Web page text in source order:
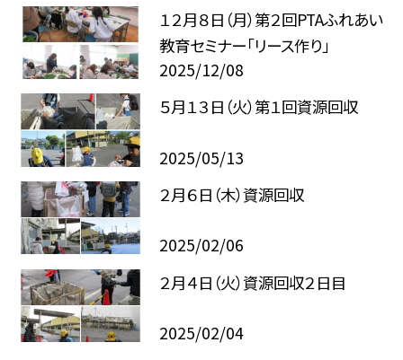
１２月８日（月）第２回PTAふれあい
教育セミナー「リース作り」
2025/12/08
５月１３日（火）第１回資源回収
2025/05/13
２月６日（木）資源回収
2025/02/06
２月４日（火）資源回収２日目
2025/02/04